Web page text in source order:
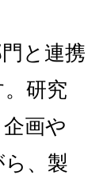
と連携
研究
画や
、製